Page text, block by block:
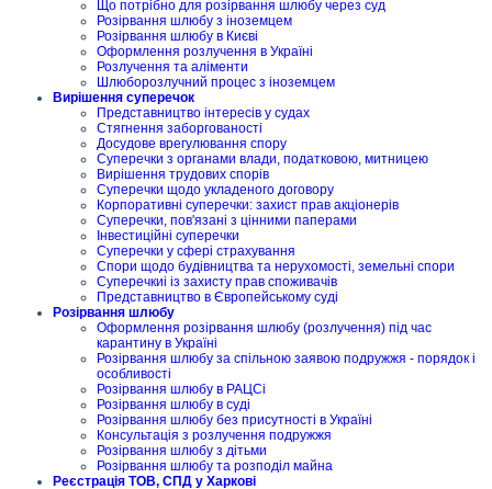
Що потрібно для розірвання шлюбу через суд
Розірвання шлюбу з іноземцем
Розірвання шлюбу в Києві
Оформлення розлучення в Україні
Розлучення та аліменти
Шлюборозлучний процес з іноземцем
Вирішення суперечок
Представництво інтересів у судах
Стягнення заборгованості
Досудове врегулювання спору
Суперечки з органами влади, податковою, митницею
Вирішення трудових спорів
Суперечки щодо укладеного договору
Корпоративні суперечки: захист прав акціонерів
Суперечки, пов'язані з цінними паперами
Інвестиційні суперечки
Суперечки у сфері страхування
Спори щодо будівництва та нерухомості, земельні спори
Суперечкиі із захисту прав споживачів
Представництво в Європейському суді
Розірвання шлюбу
Оформлення розірвання шлюбу (розлучення) під час
карантину в Україні
Розірвання шлюбу за спільною заявою подружжя - порядок і
особливості
Розірвання шлюбу в РАЦСі
Розірвання шлюбу в суді
Розірвання шлюбу без присутності в Україні
Консультація з розлучення подружжя
Розірвання шлюбу з дітьми
Розірвання шлюбу та розподіл майна
Реєстрація ТОВ, СПД у Харкові